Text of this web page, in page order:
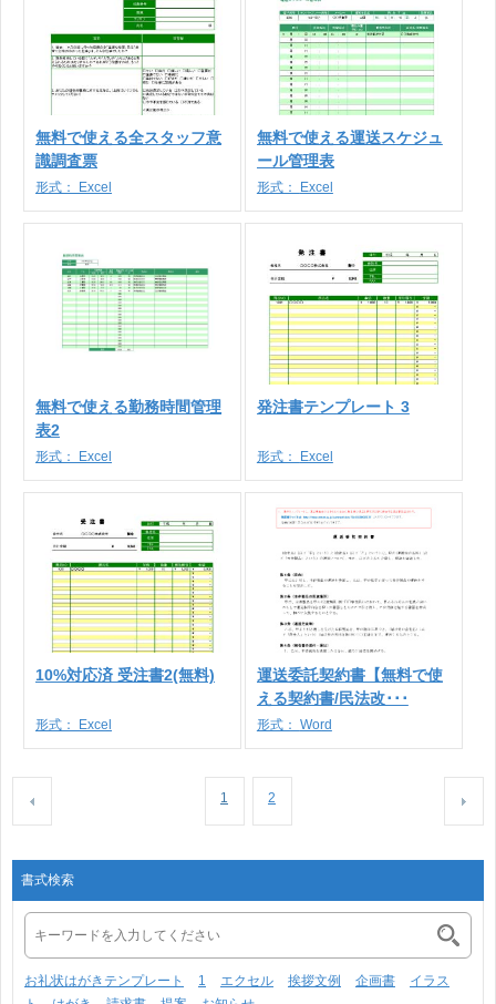
無料で使える全スタッフ意
識調査票
形式： Excel
無料で使える運送スケジュ
ール管理表
形式： Excel
無料で使える勤務時間管理
表2
形式： Excel
発注書テンプレート 3
形式： Excel
10%対応済 受注書2(無料)
形式： Excel
運送委託契約書【無料で使
える契約書/民法改･･･
形式： Word
1 2
書式検索
お礼状はがきテンプレート 1 エクセル 挨拶文例 企画書
イラス